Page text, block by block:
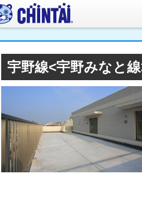
宇野線<宇野みなと